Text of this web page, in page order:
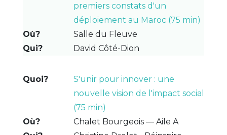
premiers constats d'un
déploiement au Maroc (75 min)
Salle du Fleuve
David Côté-Dion
S'unir pour innover : une
nouvelle vision de l'impact social
(75 min)
Chalet Bourgeois — Aile A